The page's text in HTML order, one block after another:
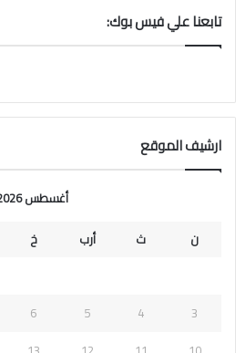
تابعنا علي فيس بوك:
ارشيف الموقع
أغسطس 2026
ن
ث أرب خ
3
4
5
6